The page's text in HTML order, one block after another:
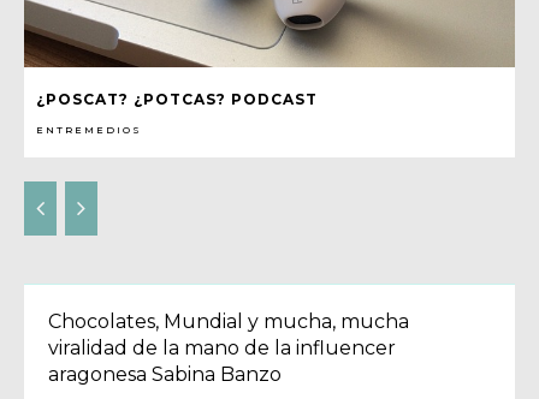
¿POSCAT? ¿POTCAS? PODCAST
ENTREMEDIOS
Chocolates, Mundial y mucha, mucha
viralidad de la mano de la influencer
aragonesa Sabina Banzo